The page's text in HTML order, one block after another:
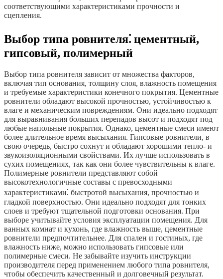
соответствующими характеристиками прочности и
сцепления.
Выбор типа ровнителя⁚ цементный,
гипсовый, полимерный
Выбор типа ровнителя зависит от множества факторов,
включая тип основания, толщину слоя, влажность помещения
и требуемые характеристики конечного покрытия. Цементные
ровнители обладают высокой прочностью, устойчивостью к
влаге и механическим повреждениям. Они идеально подходят
для выравнивания больших перепадов высот и подходят под
любые напольные покрытия. Однако, цементные смеси имеют
более длительное время высыхания. Гипсовые ровнители, в
свою очередь, быстро сохнут и обладают хорошими тепло- и
звукоизоляционными свойствами. Их лучше использовать в
сухих помещениях, так как они более чувствительны к влаге.
Полимерные ровнители представляют собой
высокотехнологичные составы с превосходными
характеристиками⁚ быстротой высыхания, прочностью и
гладкой поверхностью. Они идеально подходят для тонких
слоев и требуют тщательной подготовки основания. При
выборе учитывайте условия эксплуатации помещения. Для
ванных комнат и кухонь, где влажность выше, цементные
ровнители предпочтительнее. Для спален и гостиных, где
влажность ниже, можно использовать гипсовые или
полимерные смеси. Не забывайте изучить инструкции
производителя перед применением любого типа ровнителя,
чтобы обеспечить качественный и долговечный результат.